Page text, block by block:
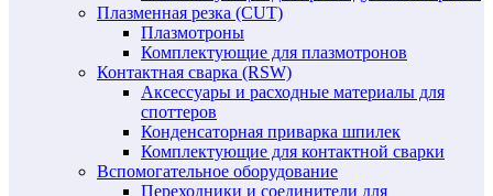
Плазменная резка (CUT)
Плазмотроны
Комплектующие для плазмотронов
Контактная сварка (RSW)
Аксессуары и расходные материалы для
споттеров
Конденсаторная приварка шпилек
Комплектующие для контактной сварки
Вспомогательное оборудование
Переходники и соединители для